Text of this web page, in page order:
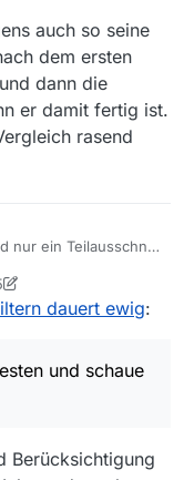
auch so seine
dem ersten
dann die
er damit fertig ist.
rasend
nur ein Teilausschnitt
bei mir eingebaut
core i9 mit 16
nicht das
etwas
dauert ewig:
und schaue
Berücksichtigung